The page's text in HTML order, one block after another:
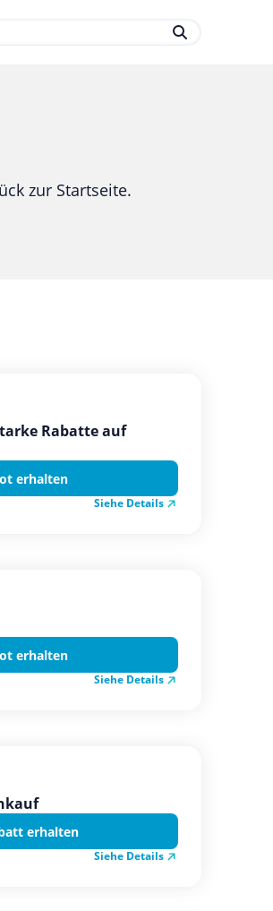
zur Startseite.
Rabatte auf
erhalten
Siehe Details
erhalten
Siehe Details
erhalten
Siehe Details